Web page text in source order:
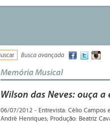
Busca avançada
Memória Musical
Wilson das Neves: ouça
06/07/2012 - Entrevista: Célio Campos
André Henriques; Produção: Beatriz